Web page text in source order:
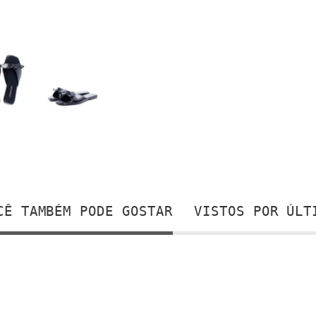
TAMBÉM PODE GOSTAR VISTOS POR